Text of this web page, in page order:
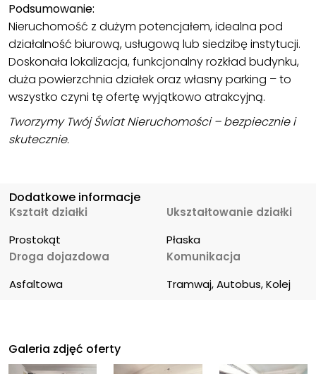
Podsumowanie:
Nieruchomość z dużym potencjałem, idealna pod
działalność biurową, usługową lub siedzibę instytucji.
Doskonała lokalizacja, funkcjonalny rozkład budynku,
duża powierzchnia działek oraz własny parking – to
wszystko czyni tę ofertę wyjątkowo atrakcyjną.
Tworzymy Twój Świat Nieruchomości – bezpiecznie i
skutecznie.
Dodatkowe informacje
Kształt działki
Prostokąt
Ukształtowanie działki
Płaska
Droga dojazdowa
Asfaltowa
Komunikacja
Tramwaj, Autobus, Kolej
Galeria zdjęć oferty